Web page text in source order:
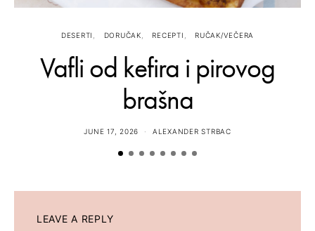
DESERTI DORUČAK RECEPTI RUČAK/VEČERA
Vafli od kefira i pirovog
brašna
JUNE 17, 2026 ALEXANDER STRBAC
LEAVE A REPLY